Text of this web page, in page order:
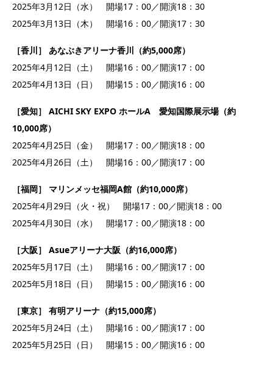
2025年3月12日（水） 開場17：00／開演18：30
2025年3月13日（木） 開場16：00／開演17：30
［香川］ あなぶきアリーナ香川（約5,000席）
2025年4月12日（土） 開場16：00／開演17：00
2025年4月13日（日） 開場15：00／開演16：00
［愛知］ AICHI SKY EXPO ホールA 愛知国際展示場（約
10,000席）
2025年4月25日（金） 開場17：00／開演18：00
2025年4月26日（土） 開場16：00／開演17：00
［福岡］ マリンメッセ福岡A館（約10,000席）
2025年4月29日（火・祝） 開場17：00／開演18：00
2025年4月30日（水） 開場17：00／開演18：00
［大阪］ Asueアリーナ大阪（約16,000席）
2025年5月17日（土） 開場16：00／開演17：00
2025年5月18日（日） 開場15：00／開演16：00
［東京］ 有明アリーナ（約15,000席）
2025年5月24日（土） 開場16：00／開演17：00
2025年5月25日（日） 開場15：00／開演16：00